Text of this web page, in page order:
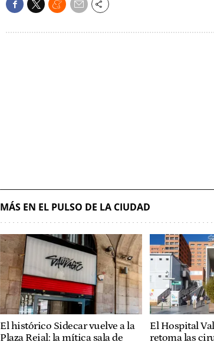
MÁS EN EL PULSO DE LA CIUDAD
El histórico Sidecar vuelve a la
Plaza Reial: la mítica sala de
El Hospital
retoma las